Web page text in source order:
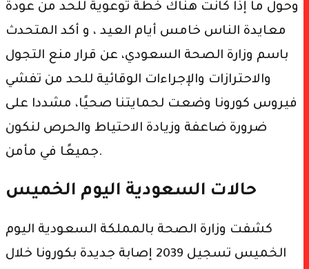
وحول ما إذا كانت هناك خطة توعوية للحد من عودة
معايدة الناس خامس أيام العيد ، و أكد المتحدث
باسم وزارة الصحة السعودي، عن قرار منع التجول
والاحترازات والإجراءات الوقائية للحد من تفشي
فيروس كورونا وضعت لحمايتنا صحيًا، مشددا على
ضرورة ضاعفة وزيادة الاحتياط والحرص لنكون
جميعًا في مأمن.
حالات السعودية اليوم الخميس
كشفت وزارة الصحة بالمملكة السعودية اليوم
الخميس تسجيل 2039 إصابة جديدة بكورونا خلال